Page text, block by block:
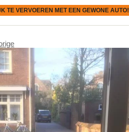
TE VERVOEREN MET EEN GEWONE AUTO!